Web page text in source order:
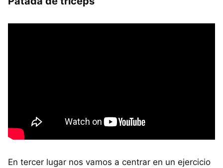
En tercer lugar nos vamos a centrar en un ejercicio